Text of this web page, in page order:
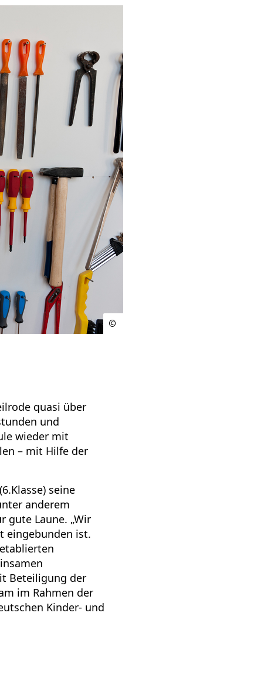
quasi über
und
wieder mit
– mit Hilfe der
seine
anderem
gute Laune. „Wir
eingebunden ist.
Beteiligung der
im Rahmen der
Kinder- und